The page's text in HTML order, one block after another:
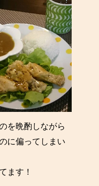
を晩酌しながら
に偏ってしまい
ます！